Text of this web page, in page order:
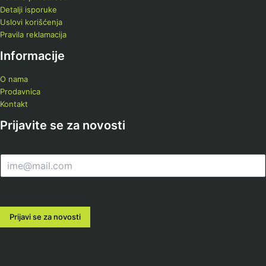
Detalji isporuke
Uslovi korišćenja
Pravila reklamacija
Informacije
O nama
Prodavnica
Kontakt
Prijavite se za novosti
m
l
Prijavi se za novosti